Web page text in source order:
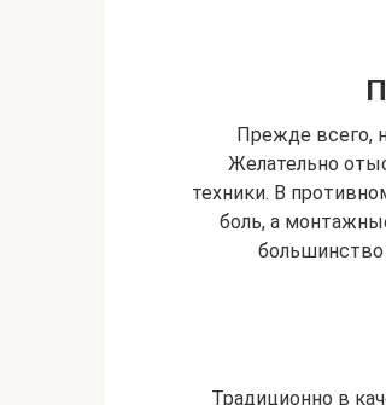
Прежде всего,
Желательно
техники. В
боль, а
большинство
Традиционно в